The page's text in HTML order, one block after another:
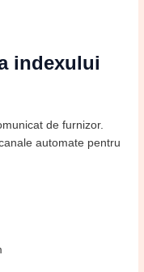
indexului
de furnizor.
automate pentru